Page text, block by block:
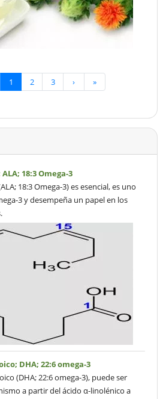
1 2 3 › »
18:3 Omega-3
18:3 Omega-3) es esencial, es uno
3 y desempeña un papel en los
DHA; 22:6 omega-3
(DHA; 22:6 omega-3), puede ser
a partir del ácido α-linolénico a